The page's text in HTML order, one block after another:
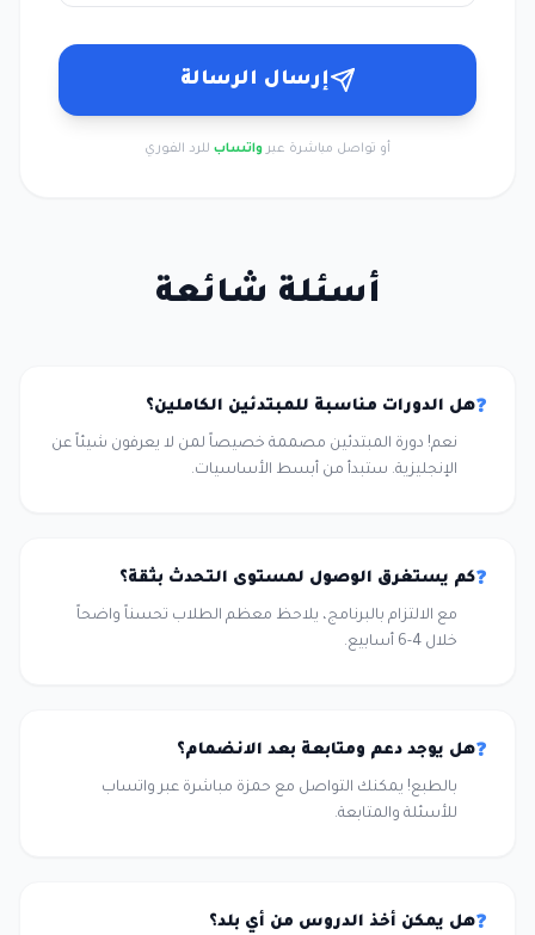
إرسال الرسالة
أو تواصل مباشرة عبر واتساب للرد الفوري
أسئلة شائعة
❓ هل الدورات مناسبة للمبتدئين الكاملين؟
نعم! دورة المبتدئين مصممة خصيصاً لمن لا يعرفون شيئاً عن
الإنجليزية. ستبدأ من أبسط الأساسيات.
❓ كم يستغرق الوصول لمستوى التحدث بثقة؟
مع الالتزام بالبرنامج، يلاحظ معظم الطلاب تحسناً واضحاً
خلال 4-6 أسابيع.
❓ هل يوجد دعم ومتابعة بعد الانضمام؟
بالطبع! يمكنك التواصل مع حمزة مباشرة عبر واتساب
للأسئلة والمتابعة.
❓ هل يمكن أخذ الدروس من أي بلد؟